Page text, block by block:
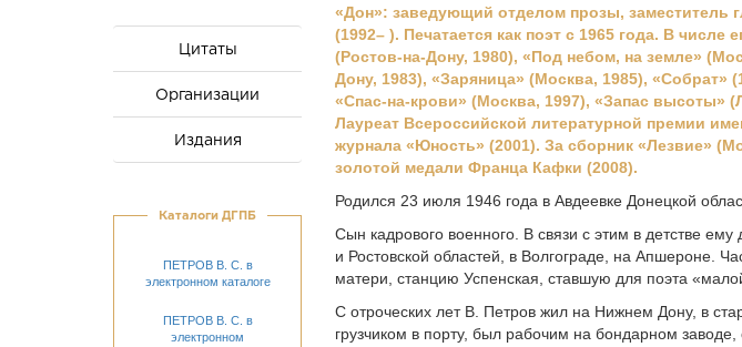
Цитаты
Организации
Издания
Каталоги ДГПБ
ПЕТРОВ В. С. в
электронном каталоге
ПЕТРОВ В. С. в
электронном
«Дон»: заведующий отделом прозы, заместитель
(1992– ). Печатается как поэт с 1965 года. В числе
(Ростов-на-Дону, 1980), «Под небом, на земле»
Дону, 1983), «Заряница» (Москва, 1985), «Собрат»
«Спас-на-крови» (Москва, 1997), «Запас высоты»
Лауреат Всероссийской литературной премии
журнала «Юность» (2001). За сборник «Лезвие»
золотой медали Франца Кафки (2008).
Родился 23 июля 1946 года в Авдеевке Донецкой
Сын кадрового военного. В связи с этим в детстве
и Ростовской областей, в Волгограде, на Апшероне.
матери, станцию Успенская, ставшую для поэта
С отроческих лет В. Петров жил на Нижнем Дону, в
грузчиком в порту, был рабочим на бондарном